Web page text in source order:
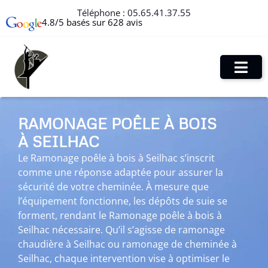
Téléphone : 05.65.41.37.55
4.8/5 basés sur 628 avis
RAMONAGE POÊLE À BOIS
À SEILHAC
Le Ramonage poêle à bois à Seilhac s’inscrit
comme une réponse adaptée pour assurer la
sécurité de votre cheminée. À mesure que
l’équipement fonctionne, les dépôts de suie se
forment, rendant le Ramonage poêle à bois à
Seilhac nécessaire. Qu’il s’agisse de ramonage
chaudière à Seilhac ou ramonage de cheminée à
Seilhac, chaque intervention vise à optimiser le